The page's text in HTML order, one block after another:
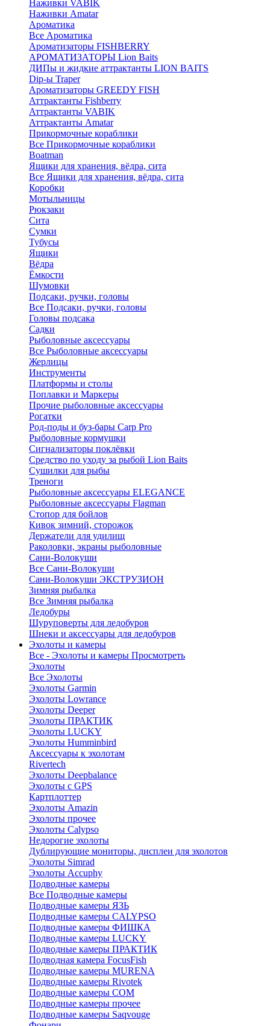
Наживки VABIK
Наживки Amatar
Ароматика
Все Ароматика
Ароматизаторы FISHBERRY
АРОМАТИЗАТОРЫ Lion Baits
ДИПы и жидкие аттрактанты LION BAITS
Dip-ы Traper
Ароматизаторы GREEDY FISH
Аттрактанты Fishberry
Аттрактанты VABIK
Аттрактанты Amatar
Прикормочные кораблики
Все Прикормочные кораблики
Boatman
Ящики для хранения, вёдра, сита
Все Ящики для хранения, вёдра, сита
Коробки
Мотыльницы
Рюкзаки
Сита
Сумки
Тубусы
Ящики
Вёдра
Ёмкости
Шумовки
Подсаки, ручки, головы
Все Подсаки, ручки, головы
Головы подсака
Садки
Рыболовные аксессуары
Все Рыболовные аксессуары
Жерлицы
Инструменты
Платформы и столы
Поплавки и Маркеры
Прочие рыболовные аксессуары
Рогатки
Род-поды и буз-бары Carp Pro
Рыболовные кормушки
Сигнализаторы поклёвки
Средство по уходу за рыбой Lion Baits
Сушилки для рыбы
Треноги
Рыболовные аксессуары ELEGANCE
Рыболовные аксессуары Flagman
Стопор для бойлов
Кивок зимний, сторожок
Держатели для удилищ
Раколовки, экраны рыболовные
Сани-Волокуши
Все Сани-Волокуши
Сани-Волокуши ЭКСТРУЗИОН
Зимняя рыбалка
Все Зимняя рыбалка
Ледобуры
Шуруповерты для ледобуров
Шнеки и аксессуары для ледобуров
Эхолоты и камеры
Все - Эхолоты и камеры Просмотреть
Эхолоты
Все Эхолоты
Эхолоты Garmin
Эхолоты Lowrance
Эхолоты Deeper
Эхолоты ПРАКТИК
Эхолоты LUCKY
Эхолоты Humminbird
Аксессуары к эхолотам
Rivertech
Эхолоты Deepbalance
Эхолоты с GPS
Картплоттер
Эхолоты Amazin
Эхолоты прочее
Эхолоты Calypso
Недорогие эхолоты
Дублирующие мониторы, дисплеи для эхолотов
Эхолоты Simrad
Эхолоты Accuphy
Подводные камеры
Все Подводные камеры
Подводные камеры ЯЗЬ
Подводные камеры CALYPSO
Подводные камеры ФИШКА
Подводные камеры LUCKY
Подводные камеры ПРАКТИК
Подводная камера FocusFish
Подводные камеры MURENA
Подводные камеры Rivotek
Подводные камеры СОМ
Подводные камеры прочее
Подводные камеры Saqvouge